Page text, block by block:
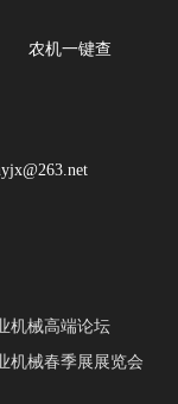
农机一键查
机械高端论坛
机械春季展展览会